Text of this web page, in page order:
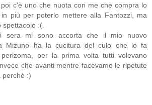
c'è uno che nuota con me che compra lo
più per poterlo mettere alla Fantozzi, ma
spettacolo :(.
sera mi sono accorta che il mio nuovo
Mizuno ha la cucitura del culo che lo fa
per la prima volta tutti volevano
che avanti mentre facevamo le ripetute
perchè :)